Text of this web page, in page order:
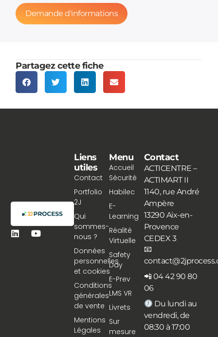
Demande d'informations
Partagez cette fiche
Menu
Accueil
Sécurité
Habilec
E-
Learning
Réalité
Virtuelle
Safety
Day
E-Prev
LMS VR
Livrets
Sur
mesure
Liens
utiles
Contact
Portfolio
2J
Qui
sommes-
nous ?
Données
personnelles
et cookies
Conditions
générales
de vente
Mentions
Légales
Contact
ACTICENTRE –
ACTIMART II
1140, rue André
Ampère
13290 Aix-en-
Provence
CEDEX 3
📧
📲 04 42 90 80
06
Du lundi au
vendredi, de
08:30 à 17:00